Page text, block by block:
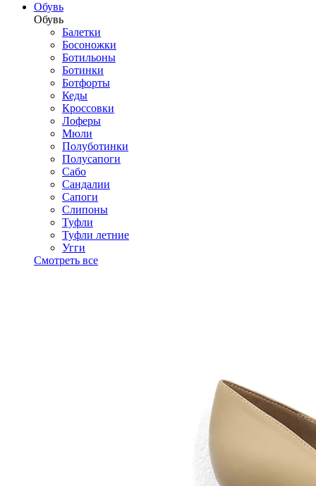
Обувь
Обувь
Балетки
Босоножки
Ботильоны
Ботинки
Ботфорты
Кеды
Кроссовки
Лоферы
Мюли
Полуботинки
Полусапоги
Сабо
Сандалии
Сапоги
Слипоны
Туфли
Туфли летние
Угги
Смотреть все